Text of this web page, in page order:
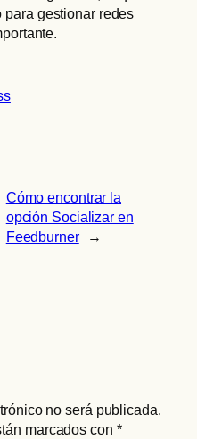
para gestionar redes
Cómo encontrar la
opción Socializar en
Feedburner
→
no será publicada.
marcados con *